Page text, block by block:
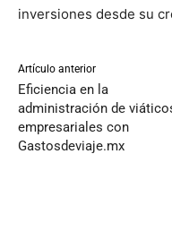
inversiones desde su
Artículo anterior
Eficiencia en la
administración de
empresariales con
Gastosdeviaje.mx